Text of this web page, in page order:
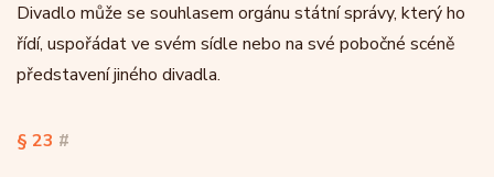
Divadlo může se souhlasem orgánu státní správy, který ho
řídí, uspořádat ve svém sídle nebo na své pobočné scéně
představení jiného divadla.
§ 23 #